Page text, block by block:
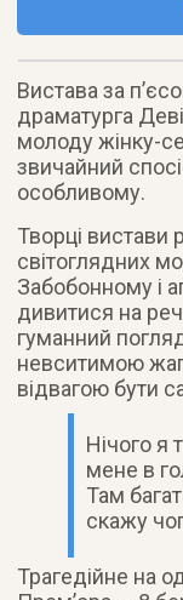
Вистава за
драматурга
молоду жінку-
звичайний
особливому.
Творці вистави
світоглядних
Забобонному і
дивитися на
гуманний
невситимою
відвагою бути
Нічого я
мене в
Там
скажу
Трагедійне на